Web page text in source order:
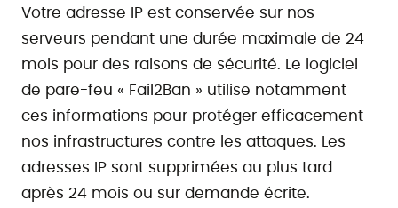
Votre adresse IP est conservée sur nos
serveurs pendant une durée maximale de 24
mois pour des raisons de sécurité. Le logiciel
de pare-feu « Fail2Ban » utilise notamment
ces informations pour protéger efficacement
nos infrastructures contre les attaques. Les
adresses IP sont supprimées au plus tard
après 24 mois ou sur demande écrite.